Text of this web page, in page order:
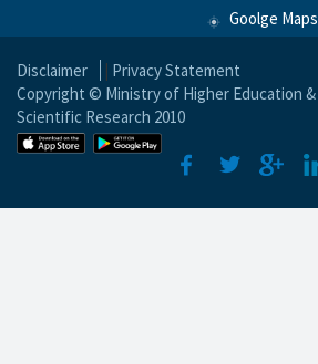
Goolge Maps
Disclaimer | Privacy Statement
Copyright © Ministry of Higher Education &
Scientific Research 2010